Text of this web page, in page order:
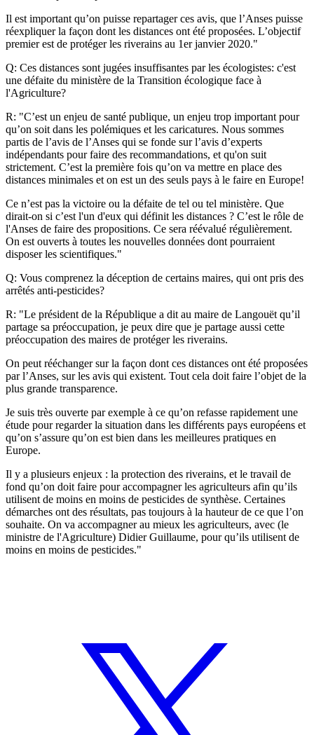
Il est important qu’on puisse repartager ces avis, que l’Anses puisse
réexpliquer la façon dont les distances ont été proposées. L’objectif
premier est de protéger les riverains au 1er janvier 2020."
Q: Ces distances sont jugées insuffisantes par les écologistes: c'est
une défaite du ministère de la Transition écologique face à
l'Agriculture?
R: "C’est un enjeu de santé publique, un enjeu trop important pour
qu’on soit dans les polémiques et les caricatures. Nous sommes
partis de l’avis de l’Anses qui se fonde sur l’avis d’experts
indépendants pour faire des recommandations, et qu'on suit
strictement. C’est la première fois qu’on va mettre en place des
distances minimales et on est un des seuls pays à le faire en Europe!
Ce n’est pas la victoire ou la défaite de tel ou tel ministère. Que
dirait-on si c’est l'un d'eux qui définit les distances ? C’est le rôle de
l'Anses de faire des propositions. Ce sera réévalué régulièrement.
On est ouverts à toutes les nouvelles données dont pourraient
disposer les scientifiques."
Q: Vous comprenez la déception de certains maires, qui ont pris des
arrêtés anti-pesticides?
R: "Le président de la République a dit au maire de Langouët qu’il
partage sa préoccupation, je peux dire que je partage aussi cette
préoccupation des maires de protéger les riverains.
On peut rééchanger sur la façon dont ces distances ont été proposées
par l’Anses, sur les avis qui existent. Tout cela doit faire l’objet de la
plus grande transparence.
Je suis très ouverte par exemple à ce qu’on refasse rapidement une
étude pour regarder la situation dans les différents pays européens et
qu’on s’assure qu’on est bien dans les meilleures pratiques en
Europe.
Il y a plusieurs enjeux : la protection des riverains, et le travail de
fond qu’on doit faire pour accompagner les agriculteurs afin qu’ils
utilisent de moins en moins de pesticides de synthèse. Certaines
démarches ont des résultats, pas toujours à la hauteur de ce que l’on
souhaite. On va accompagner au mieux les agriculteurs, avec (le
ministre de l'Agriculture) Didier Guillaume, pour qu’ils utilisent de
moins en moins de pesticides."